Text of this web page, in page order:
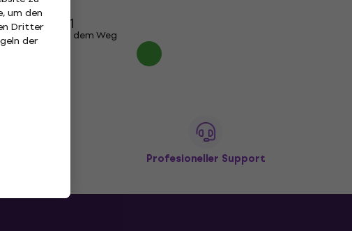
um den
Dritter
der
Fr 131
Auf dem Weg
Kunden Profesioneller Support